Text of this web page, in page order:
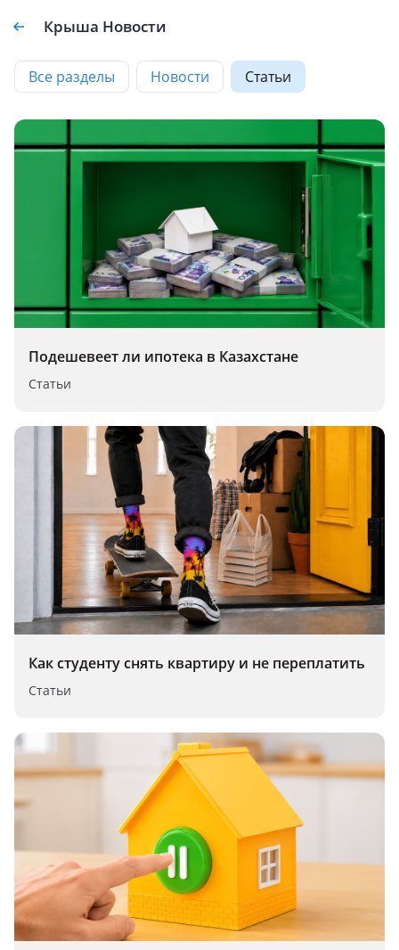
Крыша Новости
Все разделы Новости Статьи
Подешевеет ли ипотека в Казахстане
Статьи
Как студенту снять квартиру и не переплатить
Статьи